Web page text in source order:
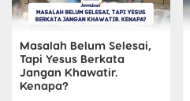
Masalah Belum Selesai,
Tapi Yesus Berkata
Jangan Khawatir.
Kenapa?